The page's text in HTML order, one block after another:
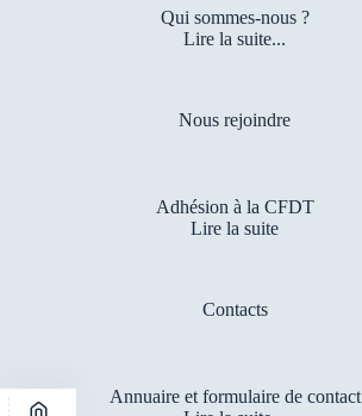
Qui sommes-nous ?
Lire la suite...
Nous rejoindre
Adhésion à la CFDT
Lire la suite
Contacts
Annuaire et formulaire de contact